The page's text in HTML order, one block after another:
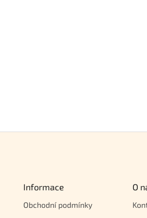
Informace
Obchodní podmínky
O